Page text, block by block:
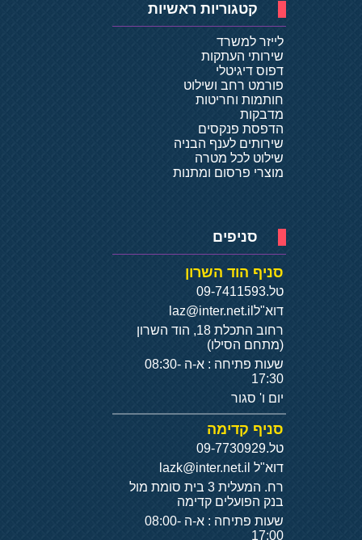
קטגוריות ראשיות
לייזר למשרד
שירותי העתקות
דפוס דיגיטלי
פורמט רחב ושילוט
חותמות וחריטות
מדבקות
הדפסת פנקסים
שירותים לענף הבניה
שילוט לכל מטרה
מוצרי פרסום ומתנות
סניפים
סניף הוד השרון
טל.09-7411593
דוא"ל laz@inter.net.il
רחוב התכלת 18, הוד השרון
(מתחם הסילו)
שעות פתיחה : א-ה 08:30-
17:30
יום ו' סגור
סניף קדימה
טל.09-7730929
דוא"ל
רח. המעלית 3 בית סומת מול
בנק הפועלים קדימה
שעות פתיחה : א-ה 08:00-
17:00